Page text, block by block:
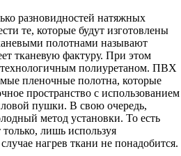
разновидностей натяжных
те, которые будут изготовлены
полотнами называют
тканевую фактуру. При этом
полиуретаном. ПВХ
пленочные полотна, которые
пространство с использованием
пушки. В свою очередь,
метод установки. То есть
лишь используя
нагрев ткани не понадобится.